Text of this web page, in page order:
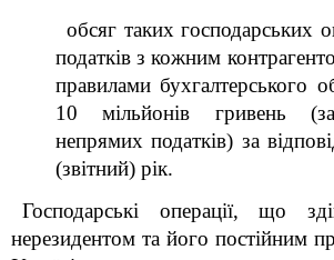
обсяг таких господарських
податків з кожним
правилами бухгалтерського
10 мільйонів гривень
непрямих податків) за
(звітний) рік.
Господарські операції, що
нерезидентом та його постійним